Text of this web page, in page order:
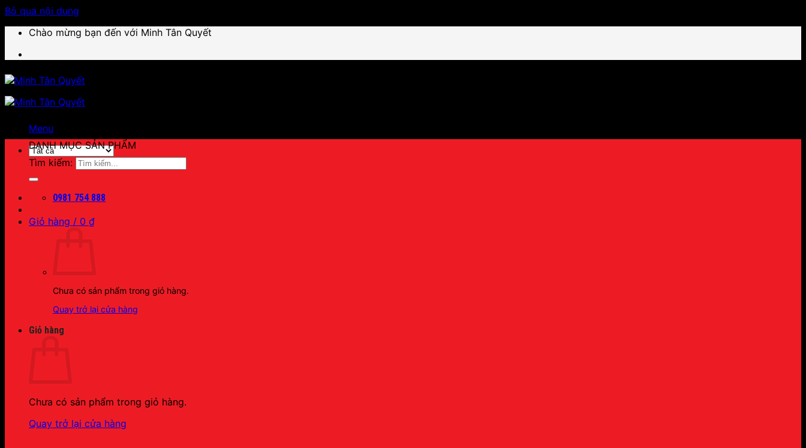
Bỏ qua nội dung
Chào mừng bạn đến với Minh Tân Quyết
Menu
Tìm kiếm:
0981 754 888
Giỏ hàng / 0 ₫
Chưa có sản phẩm trong giỏ hàng.
Quay trở lại cửa hàng
Giỏ hàng
Chưa có sản phẩm trong giỏ hàng.
Quay trở lại cửa hàng
DANH MỤC SẢN PHẨM